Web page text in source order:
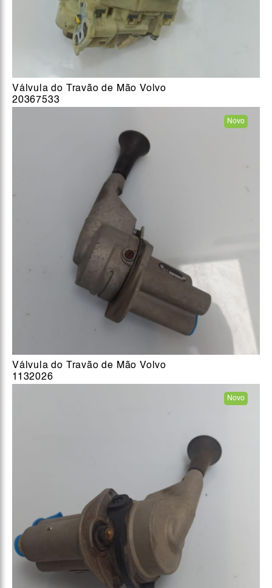
Válvula do Travão de Mão Volvo
20367533
Novo
Válvula do Travão de Mão Volvo
1132026
Novo